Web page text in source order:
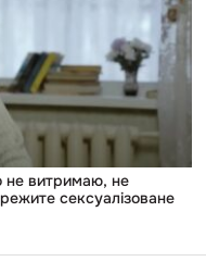
не витримаю, не
сексуалізоване